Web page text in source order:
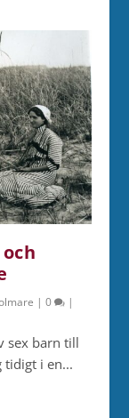
|0 |
sex barn till
tidigt i en...